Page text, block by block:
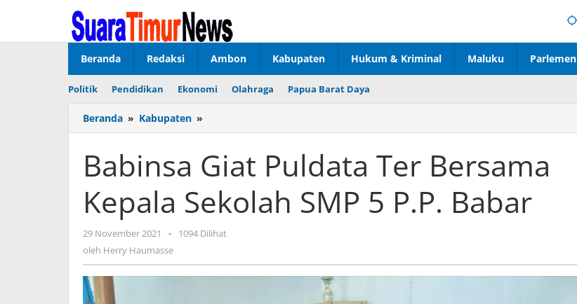
Beranda Redaksi Ambon Kabupaten Hukum & Kriminal Maluku Parlemen
Politik Pendidikan Ekonomi Olahraga Papua Barat Daya
Beranda » Kabupaten »
Giat
Ter
Bersama
Kepala
Sekolah
5
Babar
Babinsa Giat Puldata Ter Bersama
Kepala Sekolah SMP 5 P.P. Babar
29 November 2021
oleh
Herry
-
1094 Dilihat
oleh Herry Haumasse